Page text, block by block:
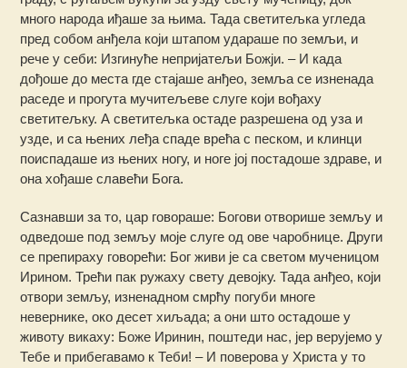
много народа иђаше за њима. Тада светитељка угледа
пред собом анђела који штапом удараше по земљи, и
рече у себи: Изгинуће непријатељи Божји. – И када
дођоше до места где стајаше анђео, земља се изненада
раседе и прогута мучитељеве слуге који вођаху
светитељку. А светитељка остаде разрешена од уза и
узде, и са њених леђа спаде врећа с песком, и клинци
поиспадаше из њених ногу, и ноге јој постадоше здраве, и
она хођаше cлавећи Бога.
Сазнавши за то, цар говораше: Богови отворише земљу и
одведоше под земљу моје слуге од ове чаробнице. Други
се препираху говорећи: Бог живи је са светом мученицом
Ирином. Трећи пак ружаху свету девојку. Тада анђео, који
отвори земљу, изненадном смрћу погуби многе
невернике, око десет хиљада; а они што остадоше у
животу викаху: Боже Иринин, поштеди нас, јер верујемо у
Тебе и прибегавамо к Теби! – И поверова у Христа у то